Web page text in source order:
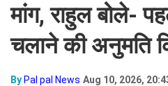
मांग, राहुल बोले-
चलाने की अनुमति
By Pal pal News Aug 10, 2026,